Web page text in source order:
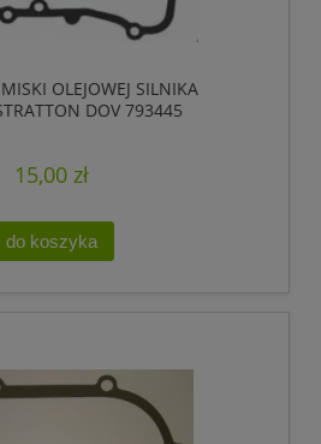
OLEJOWEJ SILNIKA
DOV 793445
15,00 zł
do koszyka